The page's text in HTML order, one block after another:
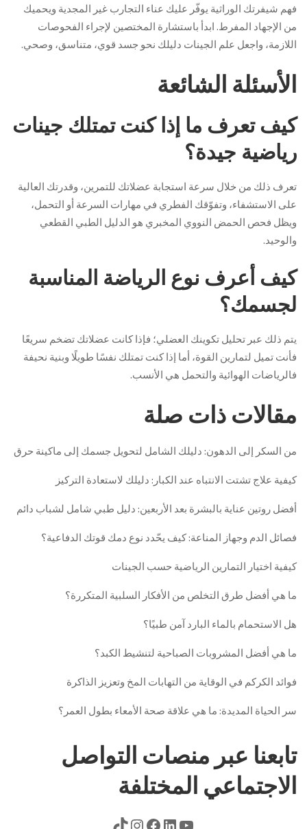
فهم شيفرتك الوراثية يوفّر عليك عناء التجارب غير المجدية ويحميك
من الإجهاد المفرط. ابدأ باستشارة المختصين لإجراء الفحوصات
اللازمة، واجعل علم الجينات دليلك نحو جسد قوي، متناسق، وصحي.
الأسئلة الشائعة
كيف تعرف ما إذا كنت تمتلك جينات
رياضية جيدة؟
تعرف ذلك من خلال سرعة استجابة عضلاتك للتمرين، وقدرتك العالية
على الاستشفاء، وتفوّقك الفطري في مهارات السرعة أو التحمل،
ويظل فحص الحمض النووي المخبري هو الدليل الطبي القطعي
والوحيد.
كيف أعرف نوع الرياضة المناسبة
لجسمك؟
يتم ذلك عبر تحليل تكوينك العضلي؛ فإذا كانت عضلاتك تضخم سريعًا
فأنت تميل لتمارين القوة، أما إذا كنت تمتلك نفسًا طويلًا وبنية نحيفة
فالرياضات الهوائية والتحمل هي الأنسب.
مقالات ذات صلة
من السكر إلى الدهون: دليلك الشامل لتحويل جسمك إلى ماكينة حرق
كيفية علاج تشتت الانتباه عند الكبار: دليلك لاستعادة التركيز
أفضل روتين عناية بالبشرة بعد الأربعين: دليل طبي شامل لشباب دائم
فصائل الدم وجهاز المناعة: كيف يحّدد نوع دمك قوتك الدفاعية؟
كيفية اختيار التمارين الرياضية حسب الجينات
ما هي أفضل طرق التخلص من الأفكار السلبية المتكررة؟
هل الاستحمام بالماء البارد آمن طبيًا؟
ما هي أفضل المشروبات الصباحية لتنشيط الكبد؟
فوائد الكركم في الوقاية من التهابات المخ وتعزيز الذاكرة
سر الحياة المديدة: ما هي علاقة صحة الأمعاء بطول العمر؟
تابعنا عبر منصات التواصل
الاجتماعي المختلفة